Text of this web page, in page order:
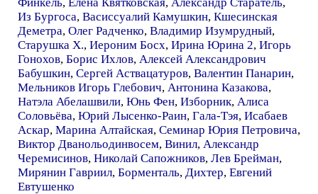
Из Бургоса, Васиссуалий Камушкин, Кшесинская
Деметра, Олег Радченко, Владимир Изумрудный,
Старушка Х., Иероним Босх, Ирина Юрина 2, Игорь
Гонохов, Борис Ихлов, Алексей Александрович
Бабушкин, Сергей Аствацатуров, Валентин Панарин,
Мельников Игорь Глебович, Антонина Казакова,
Натэла Абелашвили, Юнь Фен, Изборник, Алиса
Соловьёва, Юрий Лысенко-Раин, Гала-Тэя, Исабаев
Аскар, Марина Алтайская, Семинар Юрия Петровича,
Виктор Дванольодинвосем, Винил, Александр
Черемисинов, Николай Сапожников, Лев Брейман,
Мирянин Гавриил, Борменталь, Дихтер, Евгений
Евтушенко